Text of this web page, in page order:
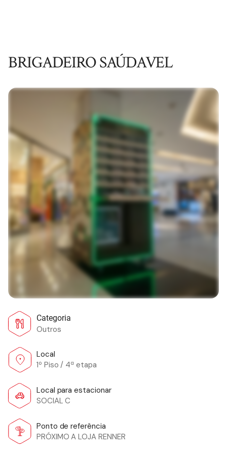
BRIGADEIRO SAÚDAVEL
Categoria
Outros
Local
1º Piso / 4ª etapa
Local para estacionar
SOCIAL C
Ponto de referência
PRÓXIMO A LOJA RENNER